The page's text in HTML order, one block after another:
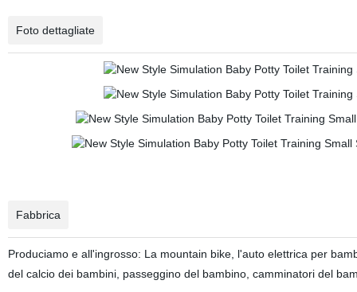
Foto dettagliate
Fabbrica
Produciamo e all'ingrosso: La mountain bike, l'auto elettrica per
del calcio dei bambini, passeggino del bambino, camminatori del